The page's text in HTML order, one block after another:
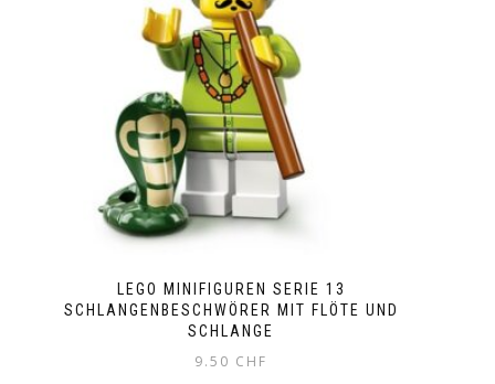
LEGO MINIFIGUREN SERIE 13
SCHLANGENBESCHWÖRER MIT FLÖTE UND
SCHLANGE
9.50 CHF